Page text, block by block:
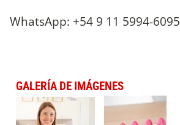
WhatsApp: +54 9 11 5994-6095
GALERÍA DE IMÁGENES